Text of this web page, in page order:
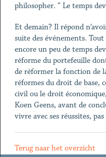
philosopher. “ Le temps
Et demain? Il répond
suite des événements.
encore un peu de temps
réforme du portefeuille dont
de réformer la fonction de
réformes du droit de base,
civil ou le droit
Koen Geens, avant de
vivre avec ses réussites, pas
Terug naar het overzicht